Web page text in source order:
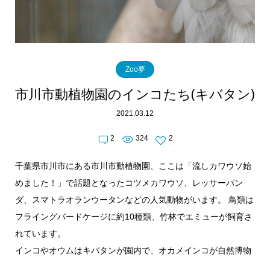
Zoo夢
市川市動植物園のインコたち(キバタン)
2021.03.12
2 324 2
千葉県市川市にある市川市動植物園、ここは「流しカワウソ始
めました！」で話題となったコツメカワウソ、レッサーパン
ダ、スマトラオランウータンなどの人気動物がいます。 鳥類は
フライングバードケージに約10種類、竹林でエミューが飼育さ
れています。
インコやオウムはキバタンが園内で、オカメインコが自然博物